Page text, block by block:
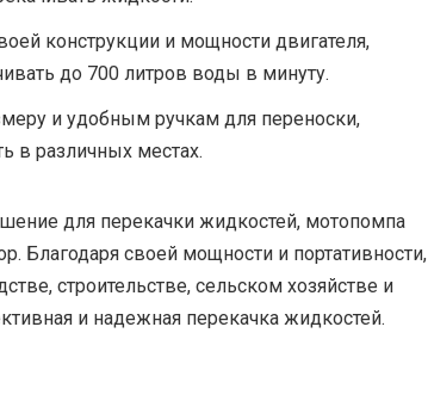
конструкции и мощности двигателя,
до 700 литров воды в минуту.
и удобным ручкам для переноски,
в различных местах.
для перекачки жидкостей, мотопомпа
Благодаря своей мощности и портативности,
строительстве, сельском хозяйстве и
и надежная перекачка жидкостей.